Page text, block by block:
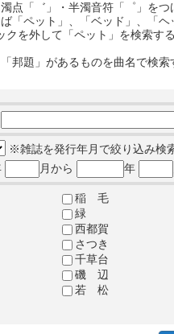
点「゛」・半濁音符「゜」を
「ペット」、「ベッド」、「
クを外して「ペット」を検索
邦題」があるものを曲名で検
※雑誌を発行年月で絞り込み検
月から 年
稲 毛
緑
西都賀
さつき
千草台
磯 辺
若 松